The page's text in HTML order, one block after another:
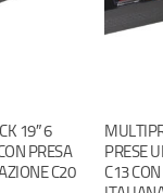
19″ 6
PRESA
C20
PRESE
C13